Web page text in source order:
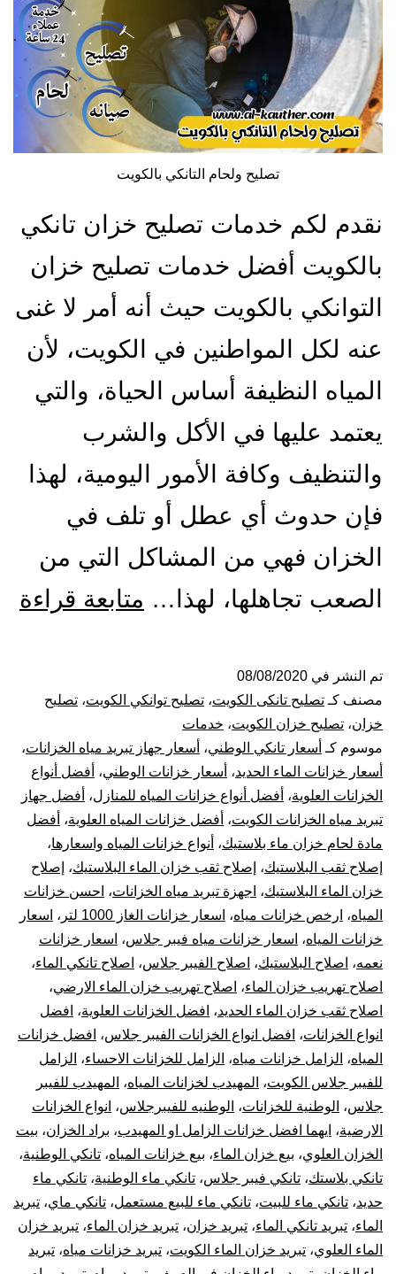
تصليح ولحام التانكي بالكويت
نقدم لكم خدمات تصليح خزان تانكي
بالكويت أفضل خدمات تصليح خزان
التوانكي بالكويت حيث أنه أمر لا غنى
عنه لكل المواطنين في الكويت، لأن
المياه النظيفة أساس الحياة، والتي
يعتمد عليها في الأكل والشرب
والتنظيف وكافة الأمور اليومية، لهذا
فإن حدوث أي عطل أو تلف في
الخزان فهي من المشاكل التي من
الصعب تجاهلها، لهذا… متابعة قراءة
تم النشر في 08/08/2020
مصنف كـ تصليح تانكى الكويت، تصليح توانكي الكويت، تصليح
خزان، تصليح خزان الكويت، خدمات
موسوم كـ أسعار تانكي الوطني، أسعار جهاز تبريد مياه الخزانات،
أسعار خزانات الماء الحديد، أسعار خزانات الوطني، أفضل أنواع
الخزانات العلوية، أفضل أنواع خزانات المياه للمنازل، أفضل جهاز
تبريد مياه الخزانات الكويت، أفضل خزانات المياه العلوية، أفضل
مادة لحام خزان ماء بلاستيك، أنواع خزانات المياه واسعارها،
إصلاح ثقب البلاستيك، إصلاح ثقب خزان الماء البلاستيك، إصلاح
خزان الماء البلاستيك، اجهزة تبريد مياه الخزانات، احسن خزانات
المياه، ارخص خزانات مياه، اسعار خزانات الغاز 1000 لتر ، اسعار
خزانات المياه، اسعار خزانات مياه فيبر جلاس، اسعار خزانات
نعمه، اصلاح البلاستيك، اصلاح الفيبر جلاس، اصلاح تانكي الماء،
اصلاح تهريب خزان الماء، اصلاح تهريب خزان الماء الارضي،
اصلاح ثقب خزان الماء الحديد، افضل الخزانات العلوية، افضل
انواع الخزانات، افضل انواع الخزانات الفيبر جلاس، افضل خزانات
المياه، الزامل خزانات مياه، الزامل للخزانات الاحساء، الزامل
للفيبر جلاس الكويت، المهيدب لخزانات المياه، المهيدب للفيبر
جلاس، الوطنية للخزانات، الوطنيه للفيبرجلاس، انواع الخزانات
الارضية، ايهما افضل خزانات الزامل او المهيدب، براد الخزان، بيت
الخزان العلوي، بيع خزان الماء، بيع خزانات المياه، تانكي الوطنية،
تانكي بلاستك، تانكي فيبر جلاس، تانكي ماء الوطنية، تانكي ماء
حديد، تانكي ماء للبيت، تانكي ماء للبيع مستعمل، تانكي ماي، تبريد
الماء، تبريد تانكي الماء، تبريد خزان، تبريد خزان الماء، تبريد خزان
الماء العلوي، تبريد خزان الماء الكويت، تبريد خزانات مياه، تبريد